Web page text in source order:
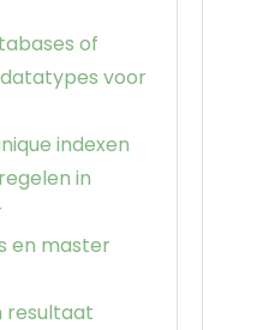
of
voor
indexen
in
en master
resultaat